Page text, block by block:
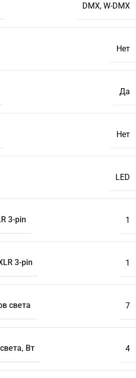
DMX, W-DMX
Нет
Да
Нет
LED
3-pin 1
3-pin 1
света 7
Вт 4